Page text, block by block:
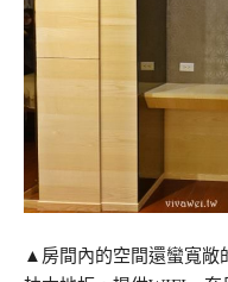
▲房間內的空間還蠻寬敞